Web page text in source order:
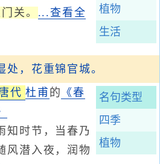
植物
生活
关。 ...查看全
处，花重锦官城。
名句类型
四季
植物
代 杜甫 的 《春
时节，当春乃
风潜入夜，润物